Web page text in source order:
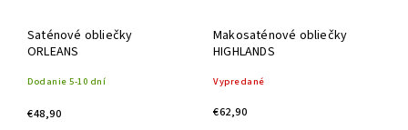
Saténové obliečky
ORLEANS
Dodanie 5-10 dní
€48,90
Makosaténové obliečky
HIGHLANDS
Vypredané
€62,90